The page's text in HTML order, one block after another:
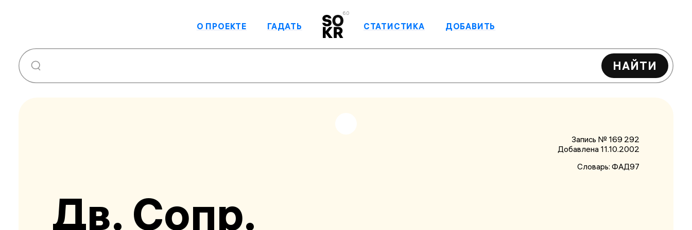
6.0
О ПРОЕКТЕ ГАДАТЬ СТАТИСТИКА ДОБАВИТЬ
НАЙТИ
Запись № 169 292
Добавлена 11.10.2002
Словарь: ФАД97
Дв. Сопр.